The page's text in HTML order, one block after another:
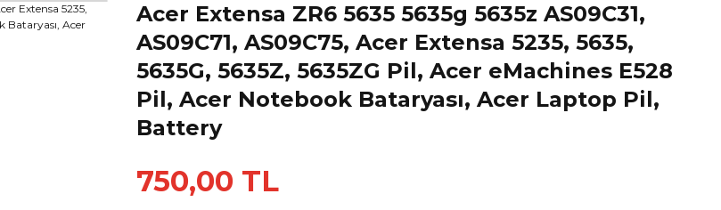
Acer Extensa ZR6 5635 5635g 5635z AS09C31,
AS09C71, AS09C75, Acer Extensa 5235, 5635,
5635G, 5635Z, 5635ZG Pil, Acer eMachines E528
Pil, Acer Notebook Bataryası, Acer Laptop Pil,
Battery
750,00 TL